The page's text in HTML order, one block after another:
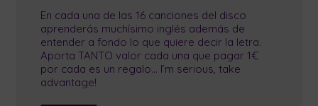
En cada una de las 16 canciones del disco
aprenderás muchísimo inglés además de
entender a fondo lo que quiere decir la letra.
Aporta TANTO valor cada una que pagar 1€
por cada es un regalo… I’m serious, take
advantage!